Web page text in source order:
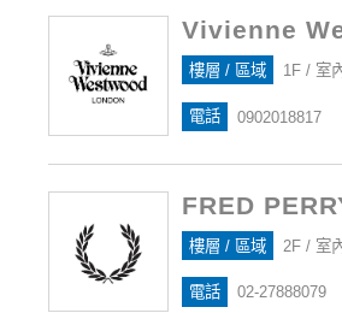
Vivienne
樓層 / 區域 1F / 室
電話 0902018817
FRED
樓層 / 區域 2F / 室
電話 02-27888079